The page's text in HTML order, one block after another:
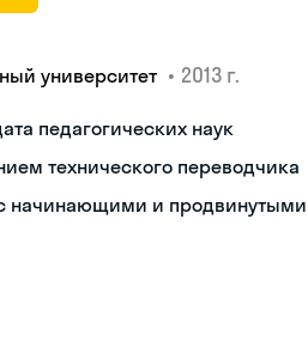
университет • 2013 г.
педагогических наук
технического переводчика
начинающими и продвинутыми